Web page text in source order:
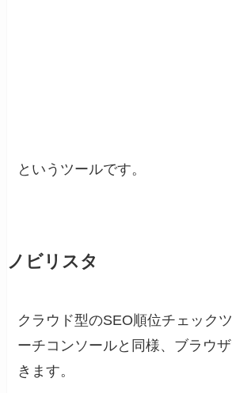
というツールです。
ノビリスタ
クラウド型のSEO順位チェック
ーチコンソールと同様、ブラウ
きます。